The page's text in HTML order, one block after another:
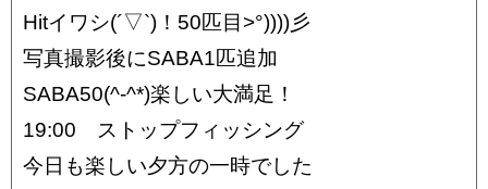
Hitイワシ(´▽`)！50匹目>°))))彡
写真撮影後にSABA1匹追加
SABA50(^-^*)楽しい大満足！
19:00 ストップフィッシング
今日も楽しい夕方の一時でした